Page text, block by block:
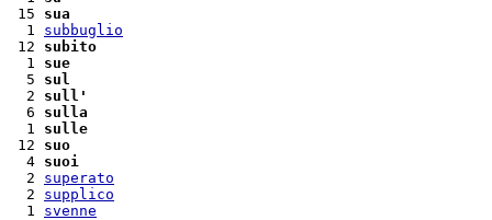
15 sua
  1
subbuglio
12 subito
  1
sue
  5
sul
  2
sull'
  6
sulla
  1
sulle
12 suo
  4
suoi
  2
superato
  2
supplico
  1
svenne